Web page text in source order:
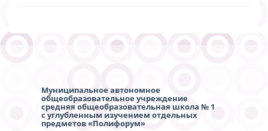
Муниципальное автономное
общеобразовательное учреждение
средняя общеобразовательная школа № 1
с углубленным изучением отдельных
предметов «Полифорум»